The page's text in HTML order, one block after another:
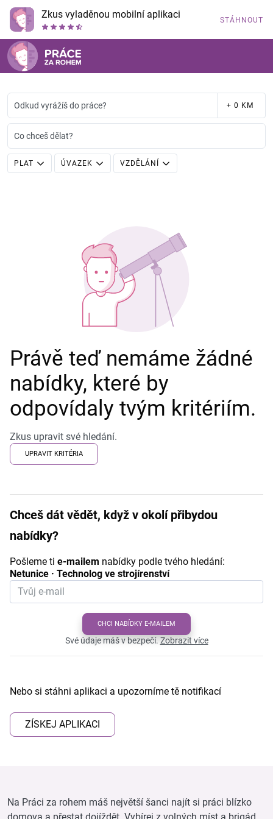
Zkus vyladěnou mobilní aplikaci STÁHNOUT
Odkud vyrážíš do práce? + 0 KM
Co chceš dělat?
PLAT ÚVAZEK VZDĚLÁNÍ
Právě teď nemáme žádné
nabídky, které by
odpovídaly tvým kritériím.
Zkus upravit své hledání.
UPRAVIT KRITÉRIA
Chceš dát vědět, když v okolí přibydou
nabídky?
Pošleme ti e-mailem nabídky podle tvého hledání:
Netunice · Technolog ve strojírenství
CHCI NABÍDKY E-MAILEM
Své údaje máš v bezpečí.Zobrazit více
Nebo si stáhni aplikaci a upozorníme tě notifikací
ZÍSKEJ APLIKACI
Na Práci za rohem máš největší šanci najít si práci blízko
domova a přestat dojíždět. Vybírej z volných míst a brigád